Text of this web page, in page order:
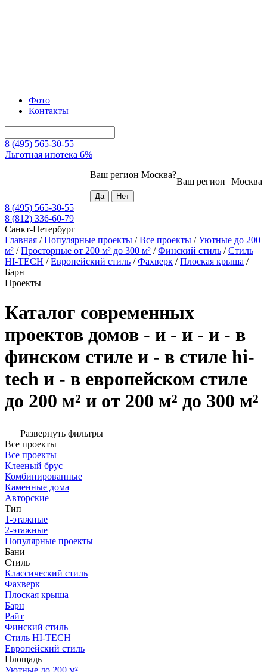
Фото
Контакты
8 (495) 565-30-55
Льготная ипотека 6%
Москва
Ваш регион
Ваш регион Москва?
8 (495) 565-30-55
8 (812) 336-60-79
Санкт-Петербург
Главная /Популярные проекты /Все проекты /Уютные до 200
м² /Просторные от 200 м² до 300 м² /Финский стиль /Стиль
HI-TECH /Европейский стиль /Фахверк /Плоская крыша /
Барн
Проекты
Каталог современных
проектов домов - и - и - и - в
финском стиле и - в стиле hi-
tech и - в европейском стиле
до 200 м² и от 200 м² до 300 м²
Развернуть фильтры
Все проекты
Все проекты
Клееный брус
Комбинированные
Каменные дома
Авторские
Тип
1-этажные
2-этажные
Популярные проекты
Бани
Стиль
Классический стиль
Фахверк
Плоская крыша
Барн
Райт
Финский стиль
Стиль HI-TECH
Европейский стиль
Площадь